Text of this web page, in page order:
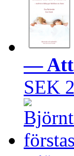
— Att
SEK